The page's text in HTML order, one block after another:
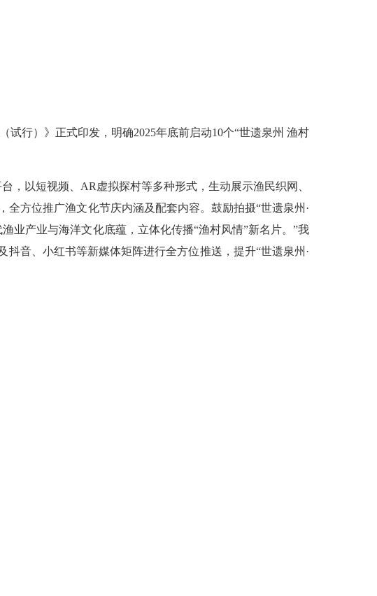
行）》正式印发，明确2025年底前启动10个“世遗泉州 渔村
以短视频、AR虚拟探村等多种形式，生动展示渔民织网、
方位推广渔文化节庆内涵及配套内容。鼓励拍摄“世遗泉州·
业产业与海洋文化底蕴，立体化传播“渔村风情”新名片。”我
音、小红书等新媒体矩阵进行全方位推送，提升“世遗泉州·